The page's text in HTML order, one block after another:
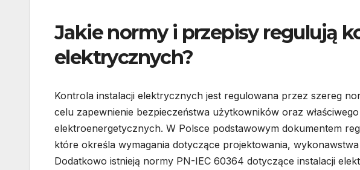
Jakie normy i przepisy regulują
elektrycznych?
Kontrola instalacji elektrycznych jest regulowana przez szereg
celu zapewnienie bezpieczeństwa użytkowników oraz
elektroenergetycznych. W Polsce podstawowym dokumentem
które określa wymagania dotyczące projektowania,
Dodatkowo istnieją normy PN-IEC 60364 dotyczące instalacji